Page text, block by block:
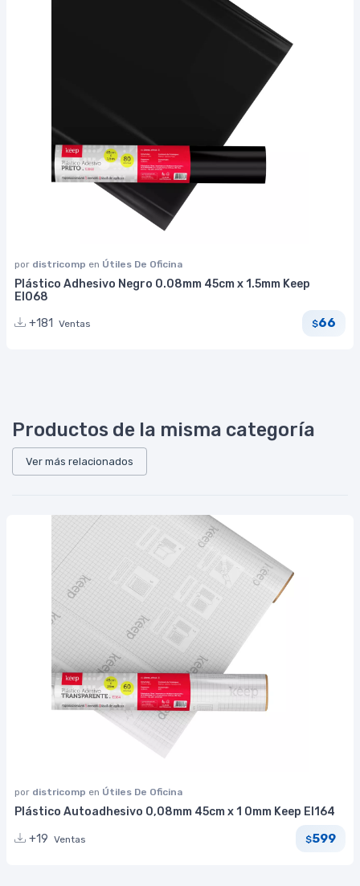
por districomp en Útiles De Oficina
Plástico Adhesivo Negro 0.08mm 45cm x 1.5mm Keep
EI068
+181
Ventas $66
Productos de la misma categoría
Ver más relacionados
por districomp en Útiles De Oficina
Plástico Autoadhesivo 0,08mm 45cm x 1 0mm Keep EI164
+19 Ventas $599